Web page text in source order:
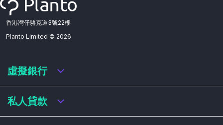
香港灣仔駱克道3號22樓
Planto Limited © 2026
虛擬銀行
虛擬銀行迎新優惠
虛擬銀行存款利率比較
私人貸款